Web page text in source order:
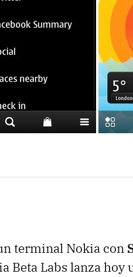
terminal Nokia con
Beta Labs lanza